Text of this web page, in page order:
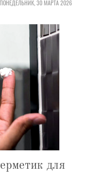
ПОНЕДЕЛЬНИК, 30 МАРТА 2026
для